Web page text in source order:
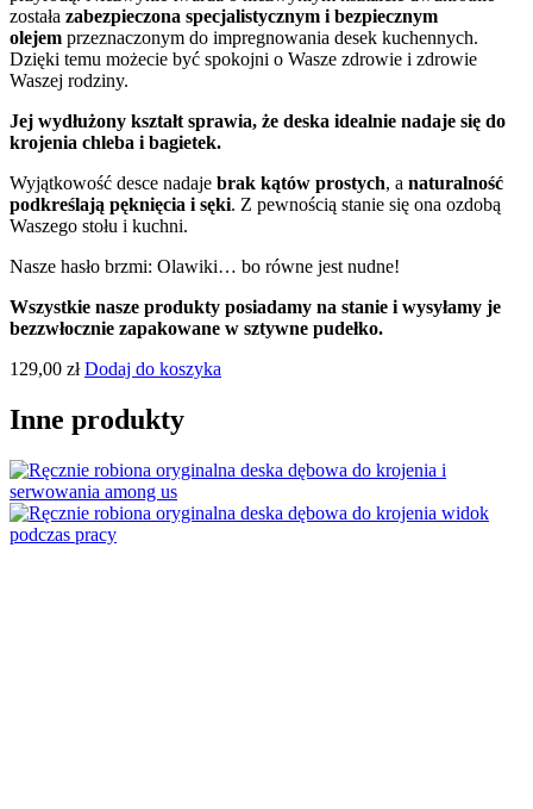
została zabezpieczona specjalistycznym i bezpiecznym
olejem przeznaczonym do impregnowania desek kuchennych.
Dzięki temu możecie być spokojni o Wasze zdrowie i zdrowie
Waszej rodziny.
Jej wydłużony kształt sprawia, że deska idealnie nadaje się do
krojenia chleba i bagietek.
Wyjątkowość desce nadaje brak kątów prostych, a naturalność
podkreślają pęknięcia i sęki. Z pewnością stanie się ona ozdobą
Waszego stołu i kuchni.
Nasze hasło brzmi: Olawiki… bo równe jest nudne!
Wszystkie nasze produkty posiadamy na stanie i wysyłamy je
bezzwłocznie zapakowane w sztywne pudełko.
129,00 zł Dodaj do koszyka
Inne produkty